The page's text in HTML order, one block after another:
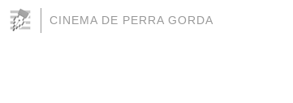
CINEMA DE PERRA GORDA